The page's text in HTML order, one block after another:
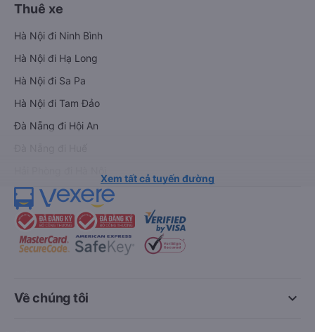
Thuê xe
Hà Nội đi Ninh Bình
Hà Nội đi Hạ Long
Hà Nội đi Sa Pa
Hà Nội đi Tam Đảo
Đà Nẵng đi Hội An
Xem tất cả tuyến đường
keyboard_arrow_down
Về chúng tôi